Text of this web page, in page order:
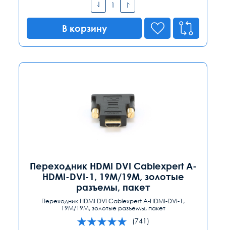
В корзину
Переходник HDMI DVI Cablexpert A-
HDMI-DVI-1, 19M/19M, золотые
разъемы, пакет
Переходник HDMI DVI Cablexpert A-HDMI-DVI-1,
19M/19M, золотые разъемы, пакет
(741)